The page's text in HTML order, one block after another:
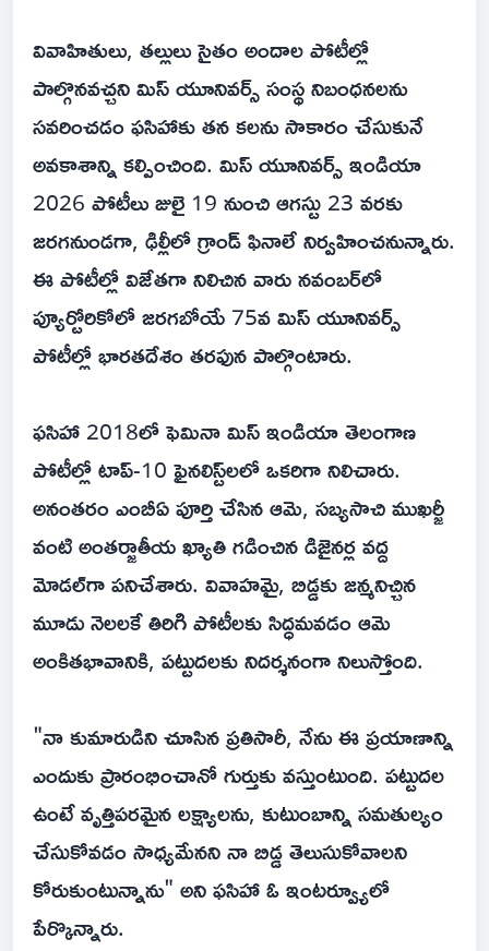
వివాహితులు, తల్లులు సైతం అందాల పోటీల్లో
పాల్గొనవచ్చని మిస్ యూనివర్స్ సంస్థ నిబంధనలను
సవరించడం ఫసిహాకు తన కలను సాకారం చేసుకునే
అవకాశాన్ని కల్పించింది. మిస్ యూనివర్స్ ఇండియా
2026 పోటీలు జులై 19 నుంచి ఆగస్టు 23 వరకు
జరగనుండగా, ఢిల్లీలో గ్రాండ్ ఫినాలే నిర్వహించనున్నారు.
ఈ పోటీల్లో విజేతగా నిలిచిన వారు నవంబర్‌లో
ప్యూర్టోరికోలో జరగబోయే 75వ మిస్ యూనివర్స్
పోటీల్లో భారతదేశం తరఫున పాల్గొంటారు.
ఫసిహా 2018లో ఫెమినా మిస్ ఇండియా తెలంగాణ
పోటీల్లో టాప్-10 ఫైనలిస్ట్‌లలో ఒకరిగా నిలిచారు.
అనంతరం ఎంబీఏ పూర్తి చేసిన ఆమె, సబ్యసాచి ముఖర్జీ
వంటి అంతర్జాతీయ ఖ్యాతి గడించిన డిజైనర్ల వద్ద
మోడల్‌గా పనిచేశారు. వివాహమై, బిడ్డకు జన్మనిచ్చిన
మూడు నెలలకే తిరిగి పోటీలకు సిద్ధమవడం ఆమె
అంకితభావానికి, పట్టుదలకు నిదర్శనంగా నిలుస్తోంది.
"నా కుమారుడిని చూసిన ప్రతిసారీ, నేను ఈ ప్రయాణాన్ని
ఎందుకు ప్రారంభించానో గుర్తుకు వస్తుంటుంది. పట్టుదల
ఉంటే వృత్తిపరమైన లక్ష్యాలను, కుటుంబాన్ని సమతుల్యం
చేసుకోవడం సాధ్యమేనని నా బిడ్డ తెలుసుకోవాలని
కోరుకుంటున్నాను" అని ఫసిహా ఓ ఇంటర్వ్యూలో
పేర్కొన్నారు.